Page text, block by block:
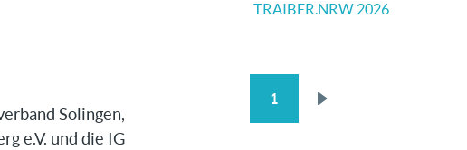
Solingen,
e.V. und die IG
TRAIBER.NRW 2026
SEITENNUMMERIERUNG
1